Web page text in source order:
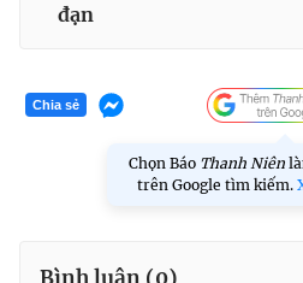
đạn
Chia sẻ
Chọn Báo Thanh Niên
trên Google tìm kiếm.